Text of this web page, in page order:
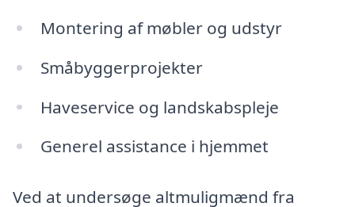
Montering af møbler og udstyr
Småbyggerprojekter
Haveservice og landskabspleje
Generel assistance i hjemmet
Ved at undersøge altmuligmænd fra